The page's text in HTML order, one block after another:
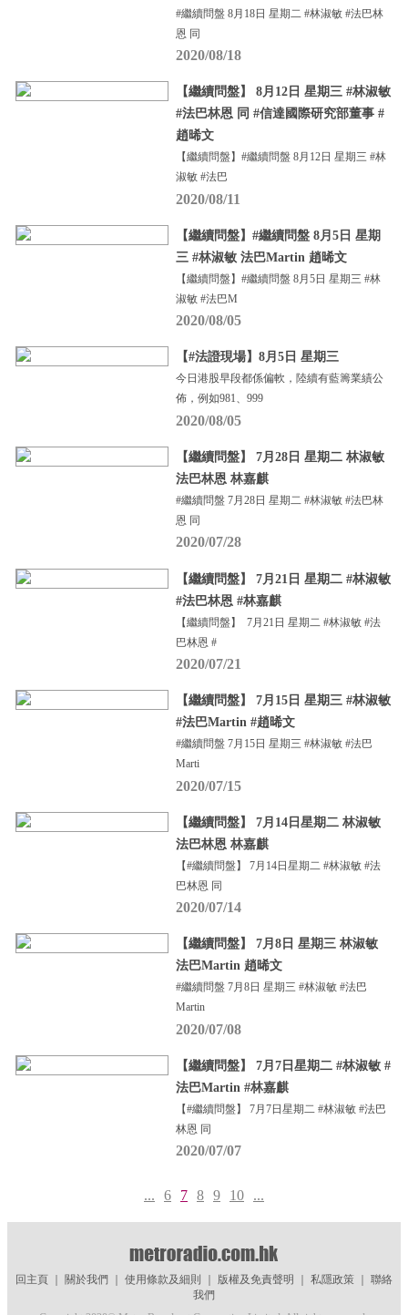
#繼續問盤 8月18日 星期二 #林淑敏 #法巴林
恩 同
2020/08/18
【繼續問盤】 8月12日 星期三 #林淑敏
#法巴林恩 同 #信達國際研究部董事 #
趙晞文
【繼續問盤】#繼續問盤 8月12日 星期三 #林
淑敏 #法巴
2020/08/11
【繼續問盤】#繼續問盤 8月5日 星期
三 #林淑敏 法巴Martin 趙晞文
【繼續問盤】#繼續問盤 8月5日 星期三 #林
淑敏 #法巴M
2020/08/05
【#法證現場】8月5日 星期三
今日港股早段都係偏軟，陸續有藍籌業績公
佈，例如981、999
2020/08/05
【繼續問盤】 7月28日 星期二 林淑敏
法巴林恩 林嘉麒
#繼續問盤 7月28日 星期二 #林淑敏 #法巴林
恩 同
2020/07/28
【繼續問盤】 7月21日 星期二 #林淑敏
#法巴林恩 #林嘉麒
【繼續問盤】 7月21日 星期二 #林淑敏 #法
巴林恩 #
2020/07/21
【繼續問盤】 7月15日 星期三 #林淑敏
#法巴Martin #趙晞文
#繼續問盤 7月15日 星期三 #林淑敏 #法巴
Marti
2020/07/15
【繼續問盤】 7月14日星期二 林淑敏
法巴林恩 林嘉麒
【#繼續問盤】 7月14日星期二 #林淑敏 #法
巴林恩 同
2020/07/14
【繼續問盤】 7月8日 星期三 林淑敏
法巴Martin 趙晞文
#繼續問盤 7月8日 星期三 #林淑敏 #法巴
Martin
2020/07/08
【繼續問盤】 7月7日星期二 #林淑敏 #
法巴Martin #林嘉麒
【#繼續問盤】 7月7日星期二 #林淑敏 #法巴
林恩 同
2020/07/07
... 6 7 8 9 10 ...
回主頁｜ 關於我們 使用條款及細則 版權及免責聲明 私隱政策｜ 聯絡
我們